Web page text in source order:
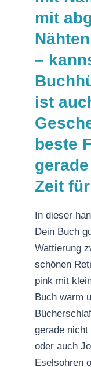
mit
–
ist
beste
Zeit
In dieser
Dein Buch
Wattierung
schönen
pink mit
Buch warm
gerade
oder auch
Eselsohren